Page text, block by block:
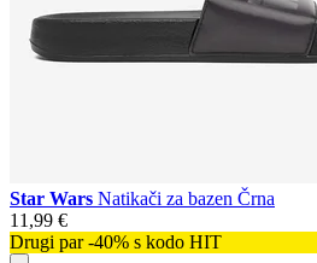
Star Wars Natikači za bazen Črna
11,99 €
Drugi par -40% s kodo HIT